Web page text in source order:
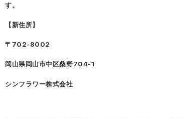
す。
【新住所】
〒702-8002
岡山県岡山市中区桑野704-1
シンフラワー株式会社